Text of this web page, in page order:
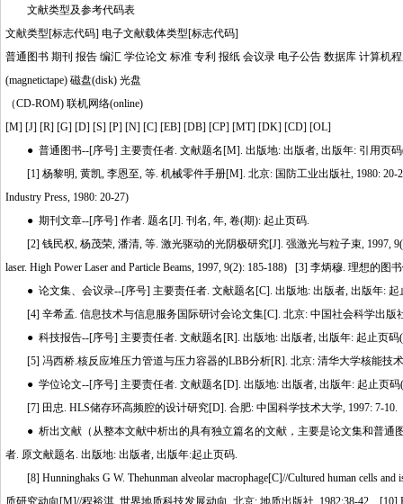
文献类型及参考代码表
文献类型[标志代码] 电子文献载体类型[标志代码]
普通图书 期刊 报告 编汇 学位论文 标准 专利 报纸 会议录 电子公告 数据库 计算机
(magnetictape) 磁盘(disk) 光盘
（CD-ROM) 联机网络(online)
[M] [J] [R] [G] [D] [S] [P] [N] [C] [EB] [DB] [CP] [MT] [DK] [CD] [OL]
● 普通图书--[序号] 主要责任者. 文献题名[M]. 出版地: 出版者, 出版年: 引用页码
[1] 杨黎明, 黄凯, 李恩至, 等. 机械零件手册[M]. 北京: 国防工业出版社, 1980: 20-27.
Industry Press, 1980: 20-27)
● 期刊文章--[序号] 作者. 题名[J]. 刊名, 年, 卷(期): 起止页码.
[2] 钱民权, 杨茂荣, 潘清, 等. 激光驱动的光阴极研究[J]. 强激光与粒子束, 1997, 9(2):
laser. High Power Laser and Particle Beams, 1997, 9(2): 185-188) [3] 李炳穆. 理想的
● 论文集、会议录--[序号] 主要责任者. 文献题名[C]. 出版地: 出版者, 出版年: 起
[4] 辛希孟. 信息技术与信息服务国际研讨会论文集[C]. 北京: 中国社会科学出版
● 科技报告--[序号] 主要责任者. 文献题名[R]. 出版地: 出版者, 出版年: 起止页码
[5] 冯西桥.核反应堆压力管道与压力容器的LBB分析[R]. 北京: 清华大学核能技术
● 学位论文--[序号] 主要责任者. 文献题名[D]. 出版地: 出版者, 出版年: 起止页码
[7] 田忠. HLS储存环高频腔的设计研究[D]. 合肥: 中国科学技术大学, 1997: 7-10.
● 析出文献（从整本文献中析出的具有独立篇名的文献，主要是论文集和普通
者. 原文献题名. 出版地: 出版者, 出版年:起止页码.
[8] Hunninghaks G W. Thehunman alveolar macrophage[C]//Cultured human cells
质研究动向[M]//程裕淇. 世界地质科技发展动向. 北京: 地质出版社, 1982:38-42. [10]